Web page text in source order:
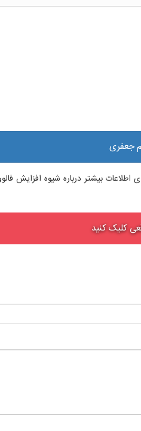
جعفری
اطلاعات بیشتر درباره شیوه افزایش
کلیک کنید